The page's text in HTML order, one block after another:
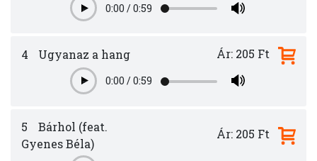
Play0:00 /0:59
4 Ugyanaz a hang
Play0:00 /0:59
Ár: 205 Ft
5
Bárhol (feat.
Gyenes Béla)
Ár: 205 Ft